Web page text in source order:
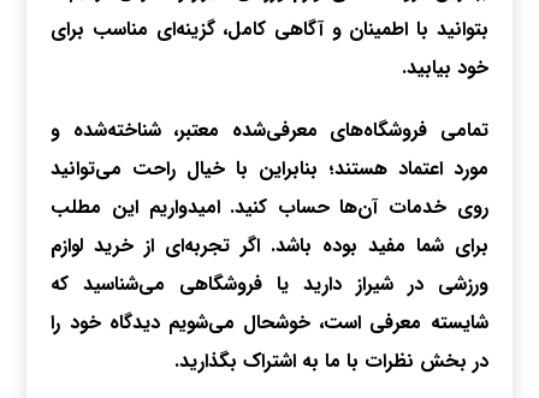
بتوانید با اطمینان و آگاهی کامل، گزینه‌ای مناسب برای
خود بیابید.
تمامی فروشگاه‌های معرفی‌شده معتبر، شناخته‌شده و
مورد اعتماد هستند؛ بنابراین با خیال راحت می‌توانید
روی خدمات آن‌ها حساب کنید. امیدواریم این مطلب
برای شما مفید بوده باشد. اگر تجربه‌ای از خرید لوازم
ورزشی در شیراز دارید یا فروشگاهی می‌شناسید که
شایسته معرفی است، خوشحال می‌شویم دیدگاه خود را
در بخش نظرات با ما به اشتراک بگذارید.